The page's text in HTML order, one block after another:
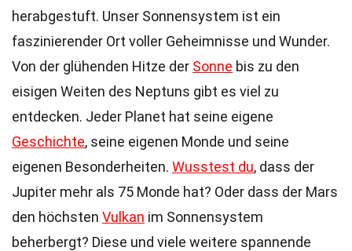
herabgestuft. Unser Sonnensystem ist ein
faszinierender Ort voller Geheimnisse und Wunder.
Von der glühenden Hitze der Sonne bis zu den
eisigen Weiten des Neptuns gibt es viel zu
entdecken. Jeder Planet hat seine eigene
Geschichte, seine eigenen Monde und seine
eigenen Besonderheiten. Wusstest du, dass der
Jupiter mehr als 75 Monde hat? Oder dass der Mars
den höchsten Vulkan im Sonnensystem
beherbergt? Diese und viele weitere spannende